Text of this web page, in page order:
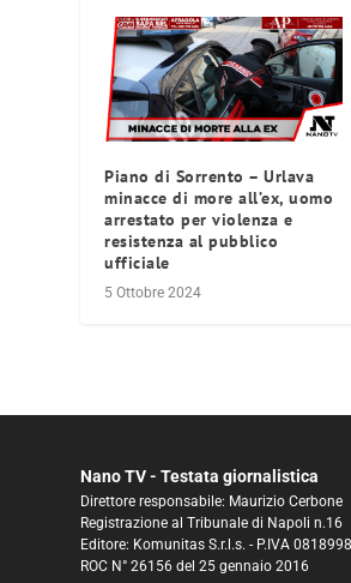
Piano di Sorrento – Urlava
minacce di more all’ex, uomo
arrestato per violenza e
resistenza al pubblico
ufficiale
5 Ottobre 2024
Nano TV - Testata giornalistica
Direttore responsabile: Maurizio Cerbone
Registrazione al Tribunale di Napoli n.16
Editore: Komunitas S.r.l.s. - P.IVA
ROC N° 26156 del 25 gennaio 2016